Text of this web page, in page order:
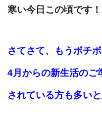
寒い今日この頃です ！
さてさて、 もうボチ
4月からの新生活のご
されている方も多い